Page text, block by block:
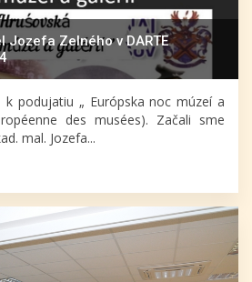
Jozefa Zelného v DARTE
k podujatiu „ Európska noc múzeí a
des musées). Začali sme
mal. Jozefa...